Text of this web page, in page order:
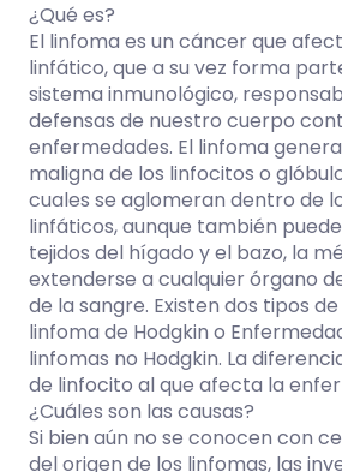
¿Qué es?
El linfoma es un cáncer que
linfático, que a su vez forma
sistema inmunológico,
defensas de nuestro cuerpo
enfermedades. El linfoma
maligna de los linfocitos o
cuales se aglomeran dentro de
linfáticos, aunque también
tejidos del hígado y el bazo, la
extenderse a cualquier órgano
de la sangre. Existen dos tipos
linfoma de Hodgkin o
linfomas no Hodgkin. La
de linfocito al que afecta la
¿Cuáles son las causas?
Si bien aún no se conocen con
del origen de los linfomas, las